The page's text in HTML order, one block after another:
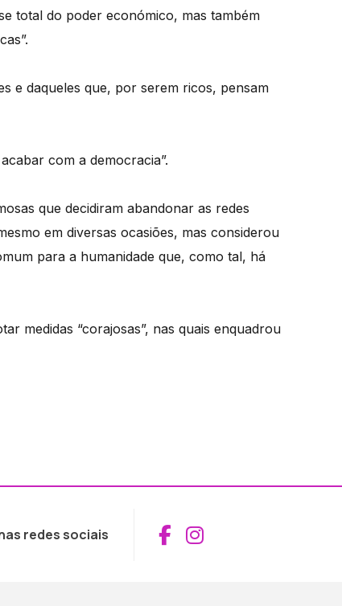
total do poder económico, mas também
e daqueles que, por serem ricos, pensam
com a democracia”.
que decidiram abandonar as redes
em diversas ocasiões, mas considerou
para a humanidade que, como tal, há
medidas “corajosas”, nas quais enquadrou
redes sociais Aceder ao
Aceder ao